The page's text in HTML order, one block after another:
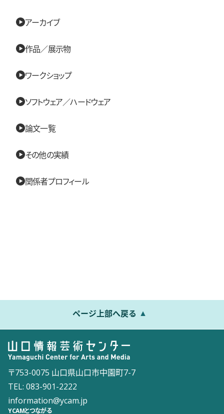
アーカイブ
作品／展示物
ワークショップ
ソフトウェア／ハードウェア
論文一覧
その他の実績
関係者プロフィール
ページ上部へ戻る
〒753-0075 山口県山口市中園町7-7
TEL: 083-901-2222
information@ycam.jp
YCAMとつながる